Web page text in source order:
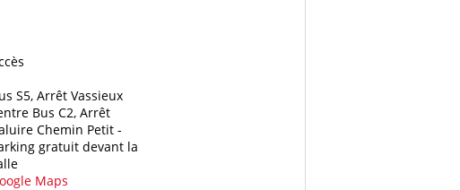
S5, Arrêt Vassieux
Bus C2, Arrêt
Chemin Petit -
gratuit devant la
Maps